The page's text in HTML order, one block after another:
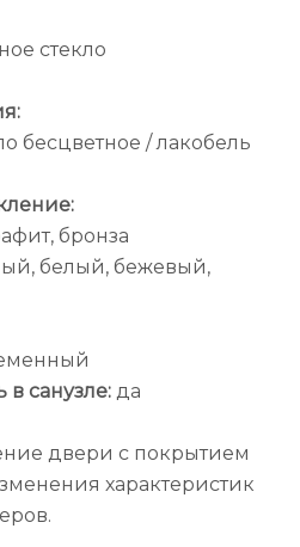
стекло
бесцветное / лакобель
бронза
белый, бежевый,
в санузле: да
двери с покрытием
характеристик